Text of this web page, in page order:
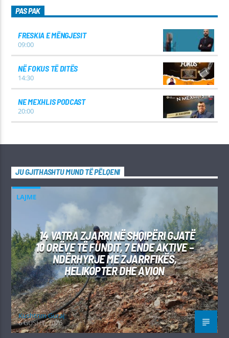
PAS PAK
FRESKIA E MËNGJESIT
09:00
NË FOKUS TË DITËS
14:30
NE MEXHLIS PODCAST
20:00
JU GJITHASHTU MUND TË PËLQENI
LAJME
14 VATRA ZJARRI NË SHQIPËRI GJATË
10 ORËVE TË FUNDIT, 7 ENDE AKTIVE –
NDËRHYRJE ME ZJARRFIKËS,
HELIKOPTER DHE AVION
Kushtrim Guraj
6 GUSHT, 2026